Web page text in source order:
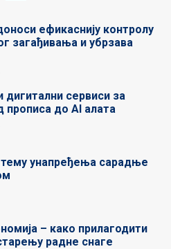
ефикаснију контролу
загађивања и убрзава
дигитални сервиси за
прописа до AI алата
тему унапређења сарадње
– како прилагодити
радне снаге